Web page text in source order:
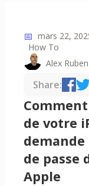
📅 mars 22,
How To
Alex Ruben
Share:
de votre
de passe
Apple